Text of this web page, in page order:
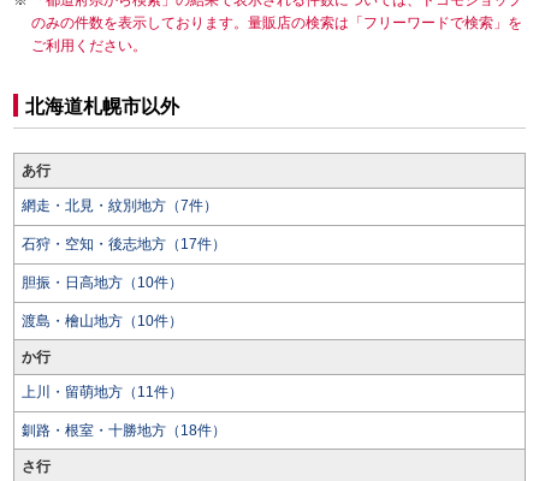
のみの件数を表示しております。量販店の検索は「フリーワードで検索」を
ご利用ください。
北海道札幌市以外
あ行
網走・北見・紋別地方（7件）
石狩・空知・後志地方（17件）
胆振・日高地方（10件）
渡島・檜山地方（10件）
か行
上川・留萌地方（11件）
釧路・根室・十勝地方（18件）
さ行